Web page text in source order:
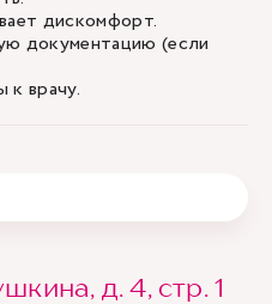
дискомфорт.
документацию (если
к врачу.
д. 4, стр. 1